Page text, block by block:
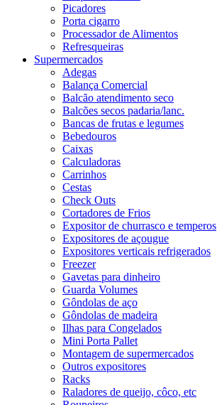
Picadores
Porta cigarro
Processador de Alimentos
Refresqueiras
Supermercados
Adegas
Balança Comercial
Balcão atendimento seco
Balcões secos padaria/lanc.
Bancas de frutas e legumes
Bebedouros
Caixas
Calculadoras
Carrinhos
Cestas
Check Outs
Cortadores de Frios
Expositor de churrasco e temperos
Expositores de açougue
Expositores verticais refrigerados
Freezer
Gavetas para dinheiro
Guarda Volumes
Gôndolas de aço
Gôndolas de madeira
Ilhas para Congelados
Mini Porta Pallet
Montagem de supermercados
Outros expositores
Racks
Raladores de queijo, côco, etc